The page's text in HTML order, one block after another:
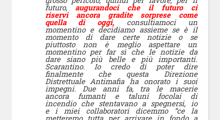
futuro, augurandoci che il futuro ci
riservi ancora gradite sorprese come
quella di oggi, consultiamoci un
momentino e decidiamo assieme se è il
momento di dare certe notizie o se
piuttosto non è meglio aspettare un
momentino per far sì che le notizie da
dare siano più belle e più importanti.
Scarantino. Io credo di poter dire
finalmente che questa Direzione
Distrettuale Antimafia ha onorato i suoi
impegni. Due anni fa, tra le macerie
ancora fumanti e taluni focolai di
incendio che stentavano a spegnersi, io
e i miei collaboratori dicemmo “ce la
metteremo tutta per arrivare in fondo a